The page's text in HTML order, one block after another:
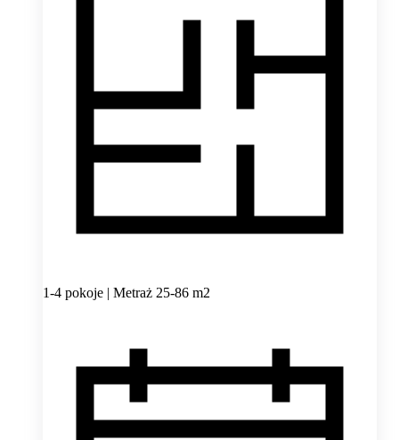
1-4 pokoje | Metraż 25-86 m2